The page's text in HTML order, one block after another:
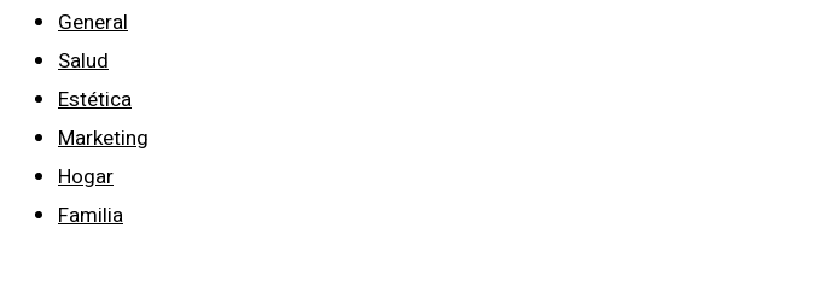
General
Salud
Estética
Marketing
Hogar
Familia